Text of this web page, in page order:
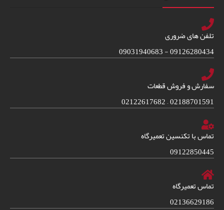
تلفن های ضروری
09126280434 - 09031940683
سفارش و فروش قطعات
02188701591 – 02122617682
تماس با تکنسین تعمیرگاه
09122850445
تماس تعمیرگاه
02136629186